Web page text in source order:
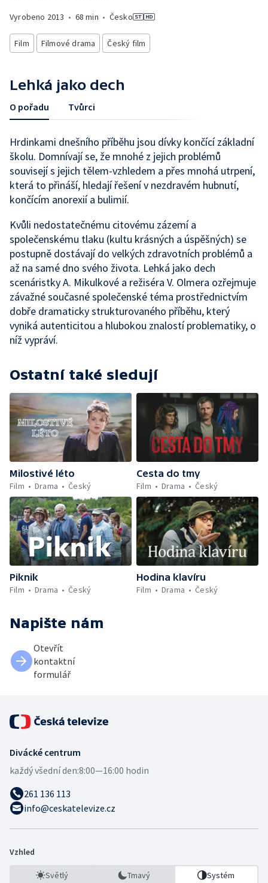
Vyrobeno 2013 • 68 min • Česko
Film Filmové drama Český film
Lehká jako dech
O pořadu Tvůrci
Hrdinkami dnešního příběhu jsou dívky končící základní
školu. Domnívají se, že mnohé z jejich problémů
souvisejí s jejich tělem-vzhledem a přes mnohá utrpení,
která to přináší, hledají řešení v nezdravém hubnutí,
končícím anorexií a bulimií.
Kvůli nedostatečnému citovému zázemí a
společenskému tlaku (kultu krásných a úspěšných) se
postupně dostávají do velkých zdravotních problémů a
až na samé dno svého života. Lehká jako dech
scenáristky A. Mikulkové a režiséra V. Olmera ozřejmuje
závažné současné společenské téma prostřednictvím
dobře dramaticky strukturovaného příběhu, který
vyniká autenticitou a hlubokou znalostí problematiky, o
níž vypráví.
Ostatní také sledují
Milostivé léto
Film
Drama Český
Cesta do tmy
Film
Drama Český
Piknik
Film
Drama Český
Hodina klavíru
Film
Drama Český
Napište nám
Otevřít
kontaktní
formulář
Divácké centrum
každý všední den:8:00—16:00 hodin
261 136 113
info@ceskatelevize.cz
Vzhled
Světlý Tmavý Systém